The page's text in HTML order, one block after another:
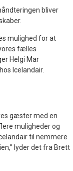
bliver
mulighed for at
fælles
Helgi Mar
Icelandair.
gæster med en
muligheder og
til nemmere
lyder det fra Brett